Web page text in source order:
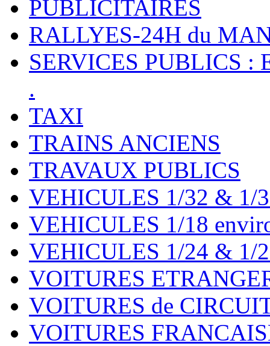
PUBLICITAIRES
RALLYES-24H du
SERVICES PUBLICS :
.
TAXI
TRAINS ANCIENS
TRAVAUX PUBLICS
VEHICULES 1/32 & 1/
VEHICULES 1/18
VEHICULES 1/24 & 1/
VOITURES
VOITURES de
VOITURES